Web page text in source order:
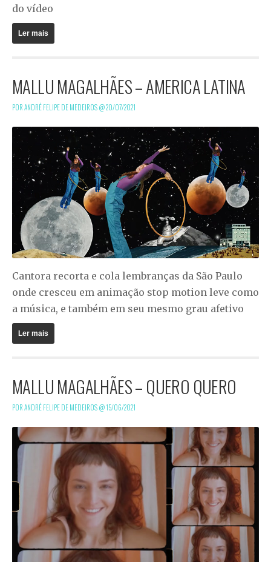
do vídeo
Ler mais
MALLU MAGALHÃES – AMERICA LATINA
POR ANDRÉ FELIPE DE MEDEIROS @20/07/2021
Cantora recorta e cola lembranças da São Paulo
onde cresceu em animação stop motion leve como
a música, e também em seu mesmo grau afetivo
Ler mais
MALLU MAGALHÃES – QUERO QUERO
POR ANDRÉ FELIPE DE MEDEIROS @15/06/2021